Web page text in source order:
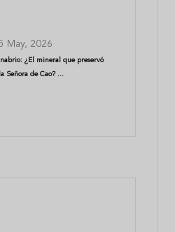
May, 2026
¿El mineral que preservó
Señora de Cao? ...